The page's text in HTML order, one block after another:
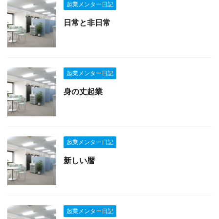
起業メンター日記
日常と非日常
起業メンター日記
身の丈起業
起業メンター日記
新しい暦
起業メンター日記